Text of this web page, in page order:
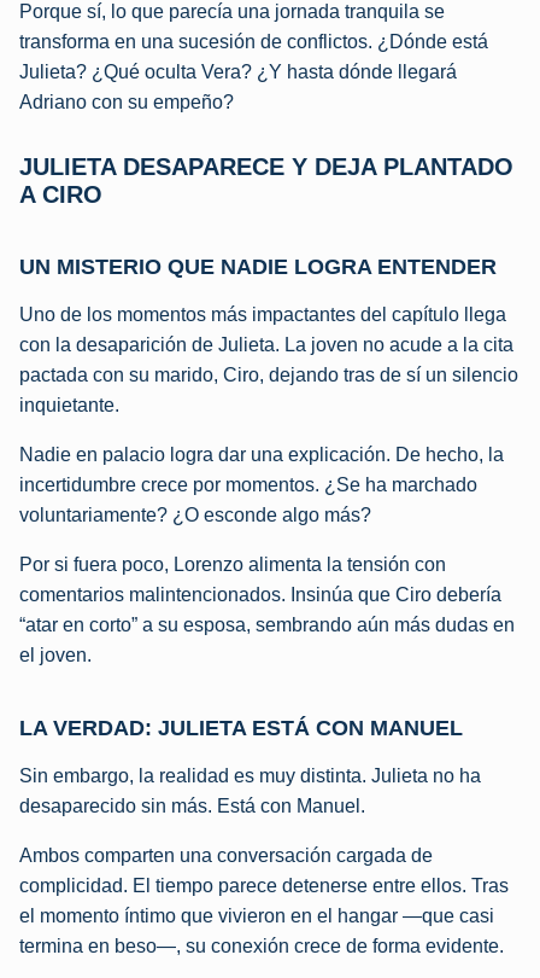
Porque sí, lo que parecía una jornada tranquila se
transforma en una sucesión de conflictos. ¿Dónde está
Julieta? ¿Qué oculta Vera? ¿Y hasta dónde llegará
Adriano con su empeño?
JULIETA DESAPARECE Y DEJA PLANTADO
A CIRO
UN MISTERIO QUE NADIE LOGRA ENTENDER
Uno de los momentos más impactantes del capítulo llega
con la desaparición de Julieta. La joven no acude a la cita
pactada con su marido, Ciro, dejando tras de sí un silencio
inquietante.
Nadie en palacio logra dar una explicación. De hecho, la
incertidumbre crece por momentos. ¿Se ha marchado
voluntariamente? ¿O esconde algo más?
Por si fuera poco, Lorenzo alimenta la tensión con
comentarios malintencionados. Insinúa que Ciro debería
“atar en corto” a su esposa, sembrando aún más dudas en
el joven.
LA VERDAD: JULIETA ESTÁ CON MANUEL
Sin embargo, la realidad es muy distinta. Julieta no ha
desaparecido sin más. Está con Manuel.
Ambos comparten una conversación cargada de
complicidad. El tiempo parece detenerse entre ellos. Tras
el momento íntimo que vivieron en el hangar —que casi
termina en beso—, su conexión crece de forma evidente.